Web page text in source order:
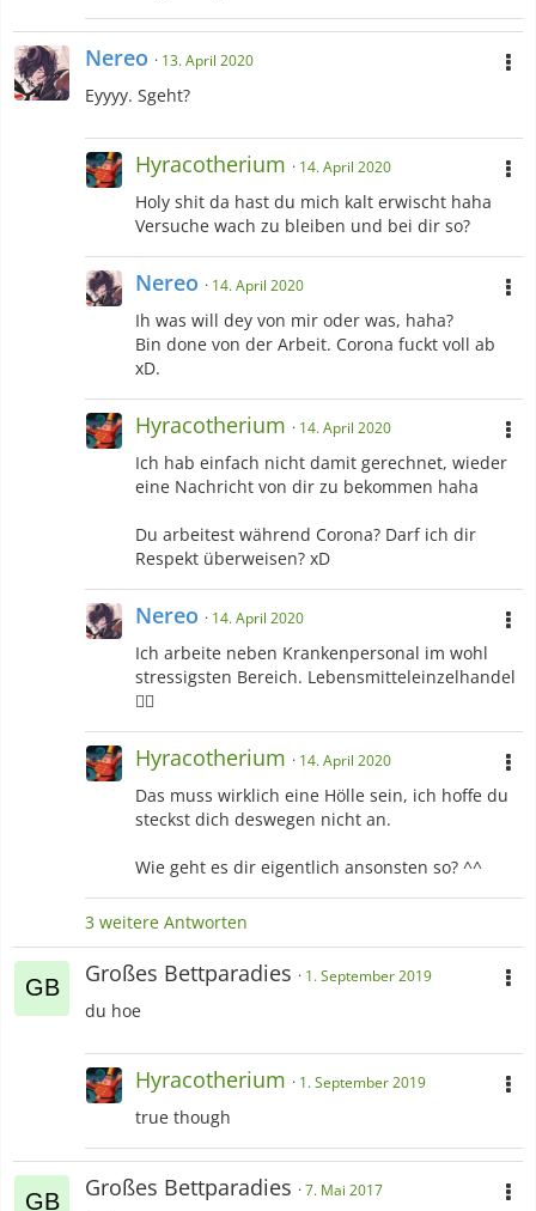
Nereo 13. April 2020
Eyyyy. Sgeht?
Hyracotherium 14. April 2020
Holy shit da hast du mich kalt erwischt haha
Versuche wach zu bleiben und bei dir so?
Nereo 14. April 2020
Ih was will dey von mir oder was, haha?
Bin done von der Arbeit. Corona fuckt voll ab
xD.
Hyracotherium 14. April 2020
Ich hab einfach nicht damit gerechnet, wieder
eine Nachricht von dir zu bekommen haha
Du arbeitest während Corona? Darf ich dir
Respekt überweisen? xD
Nereo 14. April 2020
Ich arbeite neben Krankenpersonal im wohl
stressigsten Bereich. Lebensmitteleinzelhandel
👌🏻
Hyracotherium 14. April 2020
Das muss wirklich eine Hölle sein, ich hoffe du
steckst dich deswegen nicht an.
Wie geht es dir eigentlich ansonsten so? ^^
3 weitere Antworten
Großes Bettparadies 1. September 2019
du hoe
Hyracotherium 1. September 2019
true though
Großes Bettparadies 7. Mai 2017